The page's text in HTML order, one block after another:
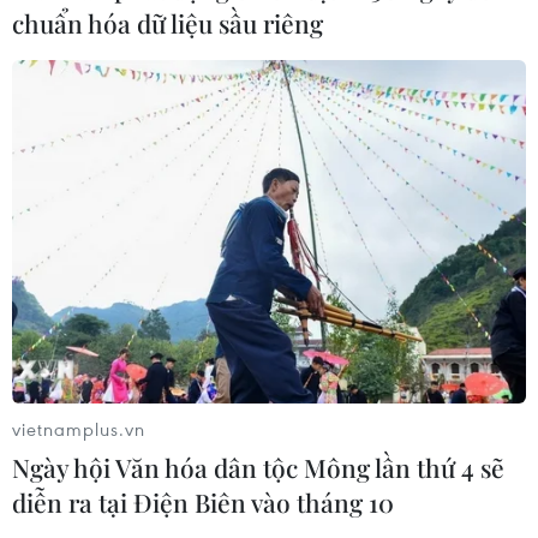
CƠ QUAN CHỦ QUẢN: THÔNG TẤN XÃ VIỆT NAM
Tổng Biên tập: TRẦN TIẾN DUẨN
Phó Tổng Biên tập: NGUYỄN THỊ TÁM, KHÚC THANH
Sở hữu trí tuệ
Quy định sử dụng
RSS
Hỗ trợ
Ngôn ngữ
TTXVN
Dịch vụ tin
Liên hệ
chuẩn hóa dữ liệu sầu riêng
vietnamplus.vn
Ngày hội Văn hóa dân tộc Mông lần thứ 4 sẽ
diễn ra tại Điện Biên vào tháng 10